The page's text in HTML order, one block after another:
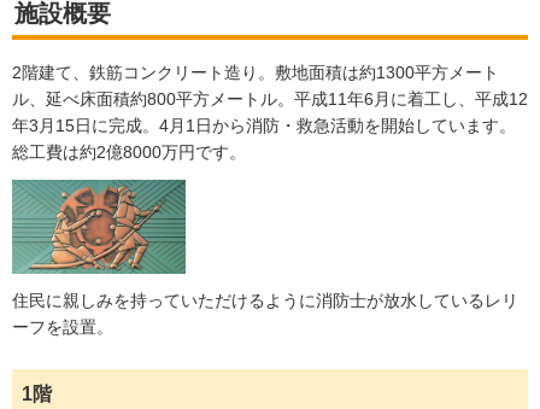
施設概要
2階建て、鉄筋コンクリート造り。敷地面積は約1300平方メート
ル、延べ床面積約800平方メートル。平成11年6月に着工し、平成12
年3月15日に完成。4月1日から消防・救急活動を開始しています。
総工費は約2億8000万円です。
住民に親しみを持っていただけるように消防士が放水しているレリ
ーフを設置。
1階